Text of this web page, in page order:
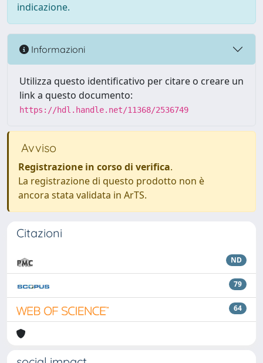
indicazione.
Informazioni
Utilizza questo identificativo per citare o creare un
link a questo documento:
https://hdl.handle.net/11368/2536749
Avviso
Registrazione in corso di verifica.
La registrazione di questo prodotto non è
ancora stata validata in ArTS.
Citazioni
ND
79
64